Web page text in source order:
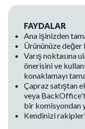
FAYDALAR
Ana işinizden
Ürününüze
Varış noktasına
önerisini ve
konaklamayı
Çapraz satıştan
veya
bir komisyondan
Kendinizi